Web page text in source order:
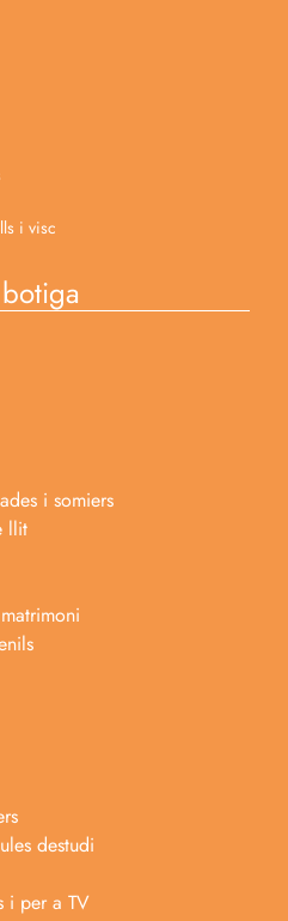
i visc
i somiers
llit
destudi
i per a TV